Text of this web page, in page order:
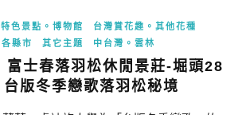
特色景點。博物館
台灣賞花趣。其他花種
縣市
其它主題 中台灣。雲林
富士春落羽松休閒景莊-堀頭28
台版冬季戀歌落羽松秘境